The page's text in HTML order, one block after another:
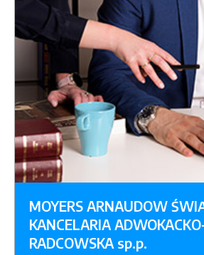
MOYERS ARNAUDOW
KANCELARIA
RADCOWSKA sp.p.